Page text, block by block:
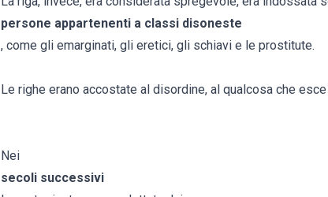
persone appartenenti a classi disoneste
, come gli emarginati, gli eretici, gli schiavi e le prostitute.
Le righe erano accostate al disordine, al qualcosa che
Nei
secoli successivi